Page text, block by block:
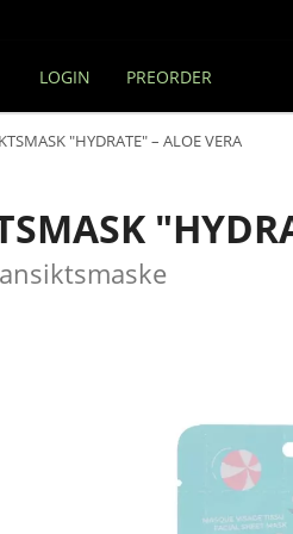
LOGIN PREORDER
"HYDRATE" – ALOE VERA